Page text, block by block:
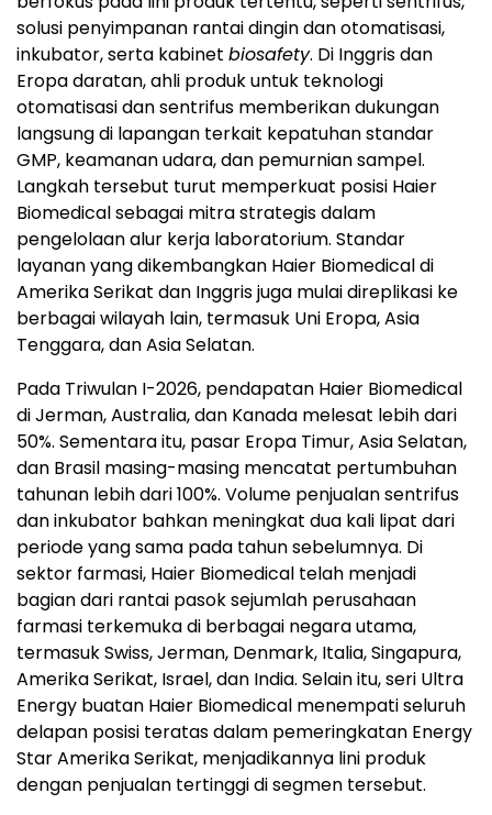
solusi penyimpanan rantai dingin dan otomatisasi,
inkubator, serta kabinet biosafety. Di Inggris dan
Eropa daratan, ahli produk untuk teknologi
otomatisasi dan sentrifus memberikan dukungan
langsung di lapangan terkait kepatuhan standar
GMP, keamanan udara, dan pemurnian sampel.
Langkah tersebut turut memperkuat posisi Haier
Biomedical sebagai mitra strategis dalam
pengelolaan alur kerja laboratorium. Standar
layanan yang dikembangkan Haier Biomedical di
Amerika Serikat dan Inggris juga mulai direplikasi ke
berbagai wilayah lain, termasuk Uni Eropa, Asia
Tenggara, dan Asia Selatan.
Pada Triwulan I-2026, pendapatan Haier Biomedical
di Jerman, Australia, dan Kanada melesat lebih dari
50%. Sementara itu, pasar Eropa Timur, Asia Selatan,
dan Brasil masing-masing mencatat pertumbuhan
tahunan lebih dari 100%. Volume penjualan sentrifus
dan inkubator bahkan meningkat dua kali lipat dari
periode yang sama pada tahun sebelumnya. Di
sektor farmasi, Haier Biomedical telah menjadi
bagian dari rantai pasok sejumlah perusahaan
farmasi terkemuka di berbagai negara utama,
termasuk Swiss, Jerman, Denmark, Italia, Singapura,
Amerika Serikat, Israel, dan India. Selain itu, seri Ultra
Energy buatan Haier Biomedical menempati seluruh
delapan posisi teratas dalam pemeringkatan Energy
Star Amerika Serikat, menjadikannya lini produk
dengan penjualan tertinggi di segmen tersebut.